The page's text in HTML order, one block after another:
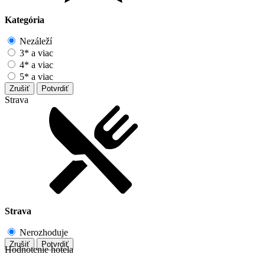
Kategória
Nezáleží
3* a viac
4* a viac
5* a viac
Zrušiť Potvrdiť
Strava
Strava
Nerozhoduje
Zrušiť Potvrdiť
Hodnotenie hotela